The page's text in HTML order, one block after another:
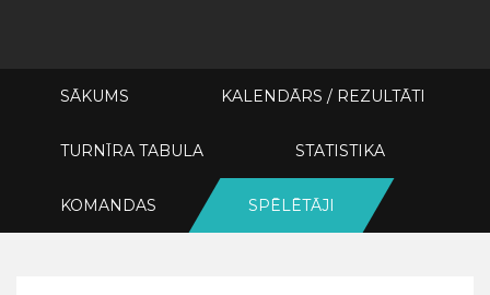
SĀKUMS KALENDĀRS / REZULTĀTI
TURNĪRA TABULA STATISTIKA
KOMANDAS SPĒLĒTĀJI